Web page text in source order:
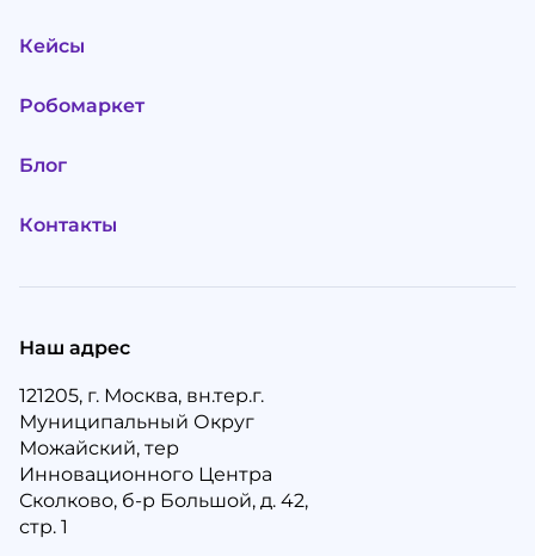
Кейсы
Робомаркет
Блог
Контакты
Наш адрес
121205, г. Москва, вн.тер.г.
Муниципальный Округ
Можайский, тер
Инновационного Центра
Сколково, б-р Большой, д. 42,
стр. 1